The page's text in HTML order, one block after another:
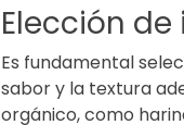
Elección
Es fundamental
sabor y la textura
orgánico, como